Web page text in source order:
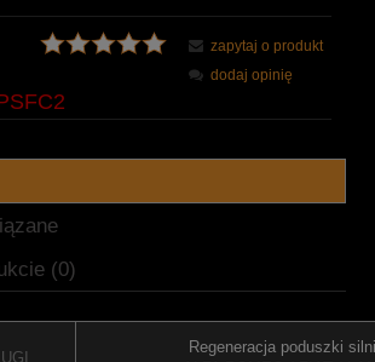
zapytaj o produkt
dodaj opinię
(0)
Regeneracja poduszki